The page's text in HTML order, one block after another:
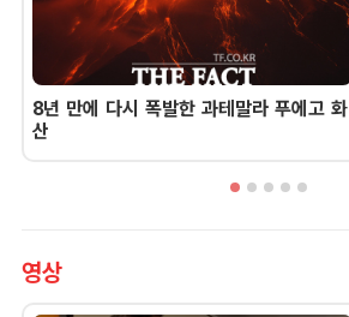
8년 만에 다시 폭발한 과테말라 푸에고 화
산
영상